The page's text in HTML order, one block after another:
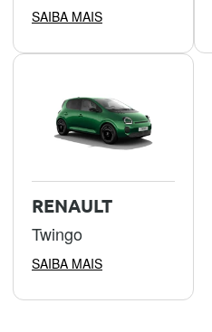
SAIBA MAIS
RENAULT
Twingo
SAIBA MAIS